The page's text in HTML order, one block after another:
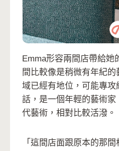
Emma形容兩間店帶給她
間比較像是稍微有年紀
域已經有地位，可能專
話，是一個年輕的藝術
代藝術，相對比較活潑。
「這間店面跟原本的那